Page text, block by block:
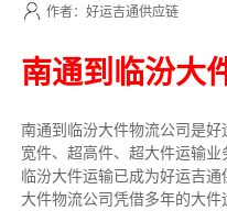
作者：好运吉通供应链
南通到临汾大
南通到临汾大件物流公司是
宽件、超高件、超大件运输
临汾大件运输已成为好运吉
大件物流公司凭借多年的大